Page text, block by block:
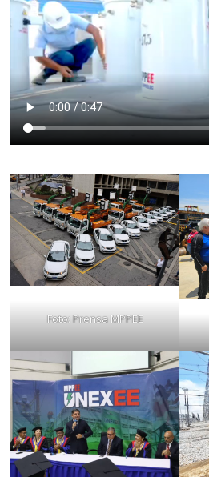
Foto: Prensa MPPEE